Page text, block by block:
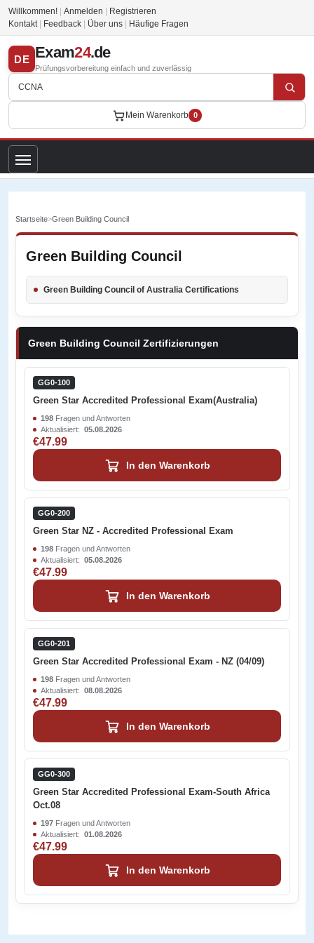
Willkommen! Anmelden
Registrieren
Kontakt
Feedback Über uns Häufige Fragen
DE Exam24.de
Prüfungsvorbereitung einfach und zuverlässig
Mein Warenkorb 0
Startseite>Green Building Council
Green Building Council
Green Building Council of Australia Certifications
Green Building Council Zertifizierungen
GG0-100
Green Star Accredited Professional Exam(Australia)
198 Fragen und Antworten
Aktualisiert: 05.08.2026
€47.99
In den Warenkorb
GG0-200
Green Star NZ - Accredited Professional Exam
198 Fragen und Antworten
Aktualisiert: 05.08.2026
€47.99
In den Warenkorb
GG0-201
Green Star Accredited Professional Exam - NZ (04/09)
198 Fragen und Antworten
Aktualisiert: 08.08.2026
€47.99
In den Warenkorb
GG0-300
Green Star Accredited Professional Exam-South Africa
Oct.08
197 Fragen und Antworten
Aktualisiert: 01.08.2026
€47.99
In den Warenkorb